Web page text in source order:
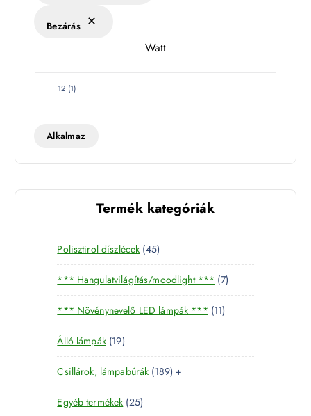
k
Bezárás
Watt
W
t
12 (1)
Alkalmaz
Termék kategóriák
Polisztirol díszlécek 454
5
t
e
r
m
k
*** Hangulatvilágítás/moodlight *** 77
t
r
é
*** Növénynevelő LED lámpák *** 111
1
e
m
Álló lámpák 191
9
t
e
r
Csillárok, lámpabúrák 1891
8
+
Egyéb termékek 252